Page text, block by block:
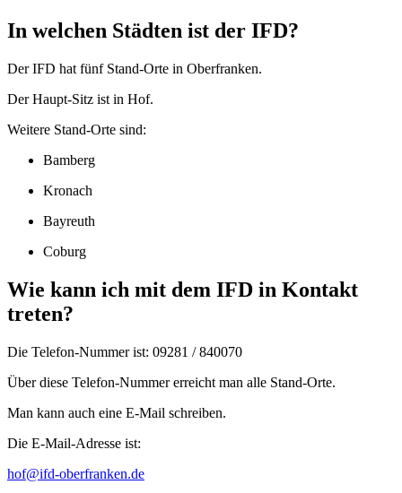
In welchen Städten ist der IFD?
Der IFD hat fünf Stand-Orte in Oberfranken.
Der Haupt-Sitz ist in Hof.
Weitere Stand-Orte sind:
Bamberg
Kronach
Bayreuth
Coburg
Wie kann ich mit dem IFD in Kontakt
treten?
Die Telefon-Nummer ist: 09281 / 840070
Über diese Telefon-Nummer erreicht man alle Stand-Orte.
Man kann auch eine E-Mail schreiben.
Die E-Mail-Adresse ist:
hof@ifd-oberfranken.de